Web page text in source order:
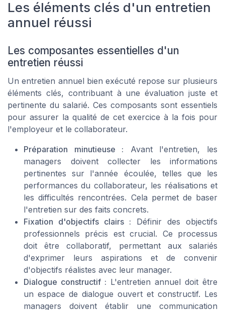
Les éléments clés d'un entretien
annuel réussi
Les composantes essentielles d'un
entretien réussi
Un entretien annuel bien exécuté repose sur plusieurs
éléments clés, contribuant à une évaluation juste et
pertinente du salarié. Ces composants sont essentiels
pour assurer la qualité de cet exercice à la fois pour
l'employeur et le collaborateur.
Préparation minutieuse : Avant l'entretien, les
managers doivent collecter les informations
pertinentes sur l'année écoulée, telles que les
performances du collaborateur, les réalisations et
les difficultés rencontrées. Cela permet de baser
l'entretien sur des faits concrets.
Fixation d'objectifs clairs : Définir des objectifs
professionnels précis est crucial. Ce processus
doit être collaboratif, permettant aux salariés
d'exprimer leurs aspirations et de convenir
d'objectifs réalistes avec leur manager.
Dialogue constructif : L'entretien annuel doit être
un espace de dialogue ouvert et constructif. Les
managers doivent établir une communication